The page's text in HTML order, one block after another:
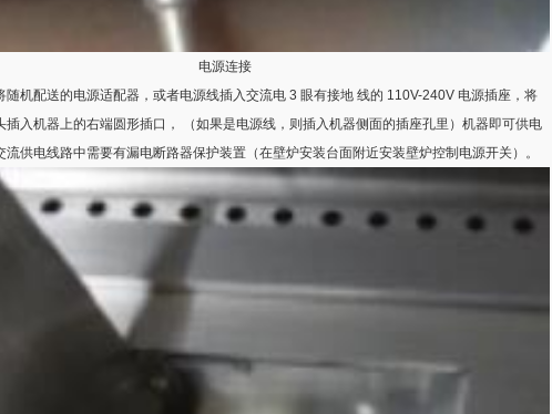
电源连接
配送的电源适配器，或者电源线插入交流电 3 眼有接地 线的 110V-240V 电源插座，将
插入机器上的右端圆形插口， （如果是电源线，则插入机器侧面的插座孔里）机器即可供电
流供电线路中需要有漏电断路器保护装置（在壁炉安装台面附近安装壁炉控制电源开关）。